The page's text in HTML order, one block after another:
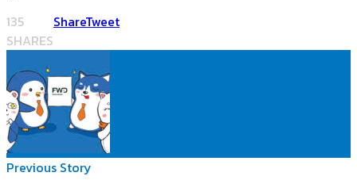
135
SHARES
ShareTweet
Previous Story